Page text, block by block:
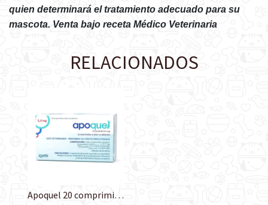
quien determinará el tratamiento adecuado para su
mascota. Venta bajo receta Médico Veterinaria
RELACIONADOS
Apoquel 20 comprimidos